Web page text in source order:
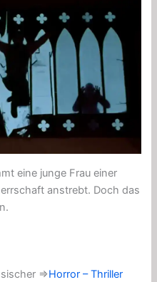
eine junge Frau einer
anstrebt. Doch das
⇒Horror – Thriller